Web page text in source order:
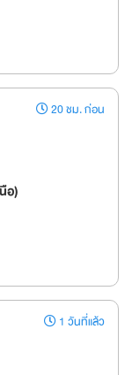
20 ชม. ก่อน
อ)
1 วันที่แล้ว